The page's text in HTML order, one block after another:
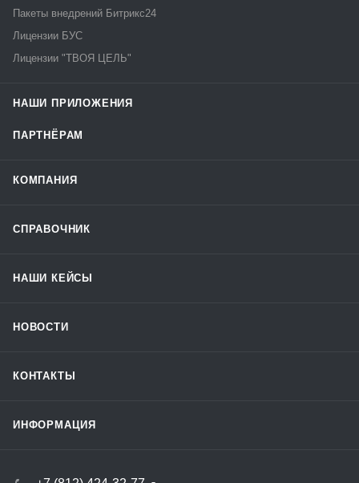
Пакеты внедрений Битрикс24
Лицензии БУС
Лицензии "ТВОЯ ЦЕЛЬ"
НАШИ ПРИЛОЖЕНИЯ
ПАРТНЁРАМ
КОМПАНИЯ
СПРАВОЧНИК
НАШИ КЕЙСЫ
НОВОСТИ
КОНТАКТЫ
ИНФОРМАЦИЯ